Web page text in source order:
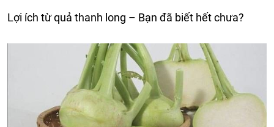
Lợi ích từ quả thanh long – Bạn đã biết hết chưa?